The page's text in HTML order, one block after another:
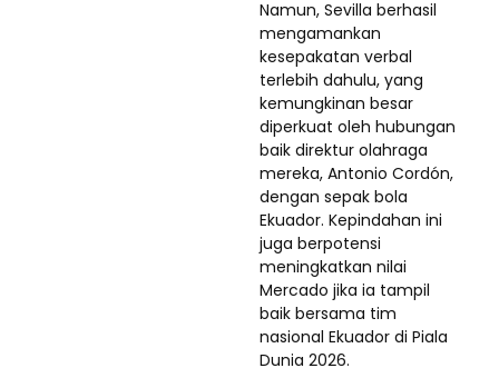
Namun, Sevilla berhasil
mengamankan
kesepakatan verbal
terlebih dahulu, yang
kemungkinan besar
diperkuat oleh hubungan
baik direktur olahraga
mereka, Antonio Cordón,
dengan sepak bola
Ekuador. Kepindahan ini
juga berpotensi
meningkatkan nilai
Mercado jika ia tampil
baik bersama tim
nasional Ekuador di Piala
Dunia 2026.